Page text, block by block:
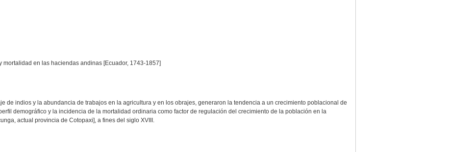
mortalidad en las haciendas andinas [Ecuador, 1743-1857]
de indios y la abundancia de trabajos en la agricultura y en los obrajes, generaron la tendencia a un crecimiento poblacional de
demográfico y la incidencia de la mortalidad ordinaria como factor de regulación del crecimiento de la población en la
actual provincia de Cotopaxi], a fines del siglo XVIII.